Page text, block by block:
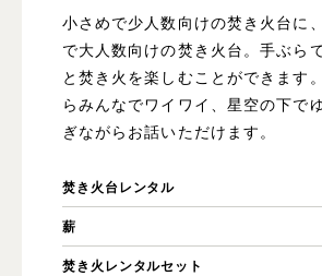
小さめで少人数向けの焚き火台に
で大人数向けの焚き火台。手ぶら
と焚き火を楽しむことができます
らみんなでワイワイ、星空の下で
ぎながらお話いただけます。
焚き火台レンタル
薪
焚き火レンタルセット